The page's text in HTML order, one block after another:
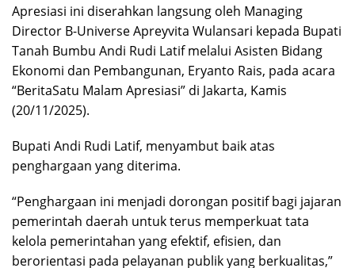
Apresiasi ini diserahkan langsung oleh Managing
Director B-Universe Apreyvita Wulansari kepada Bupati
Tanah Bumbu Andi Rudi Latif melalui Asisten Bidang
Ekonomi dan Pembangunan, Eryanto Rais, pada acara
“BeritaSatu Malam Apresiasi” di Jakarta, Kamis
(20/11/2025).
Bupati Andi Rudi Latif, menyambut baik atas
penghargaan yang diterima.
“Penghargaan ini menjadi dorongan positif bagi jajaran
pemerintah daerah untuk terus memperkuat tata
kelola pemerintahan yang efektif, efisien, dan
berorientasi pada pelayanan publik yang berkualitas,”